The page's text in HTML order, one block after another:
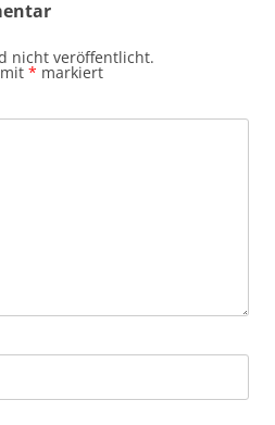
nicht veröffentlicht.
* markiert